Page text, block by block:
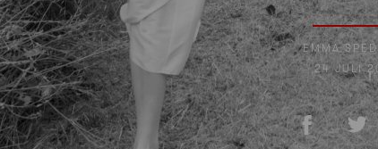
EMMA
24 JULI